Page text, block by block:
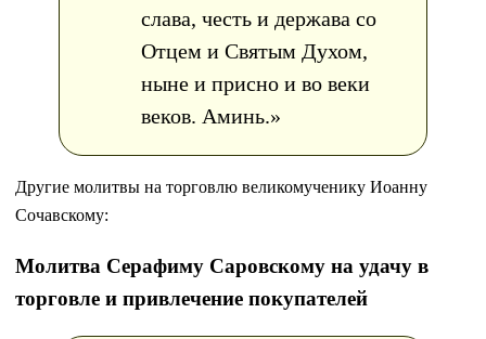
слава, честь и держава со
Отцем и Святым Духом,
ныне и присно и во веки
веков. Аминь.»
Другие молитвы на торговлю великомученику Иоанну
Сочавскому:
Молитва Серафиму Саровскому на удачу в
торговле и привлечение покупателей